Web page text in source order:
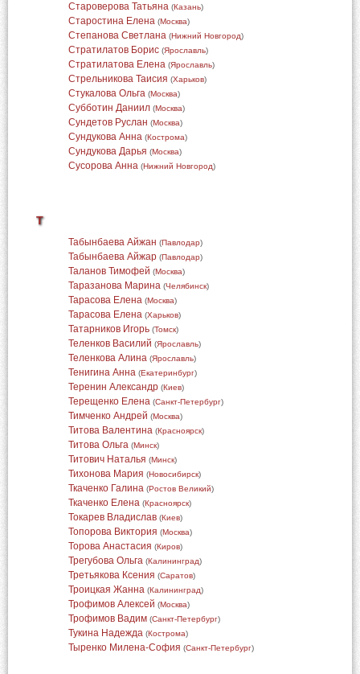
Староверова Татьяна (Казань)
Старостина Елена (Москва)
Степанова Светлана (Нижний Новгород)
Стратилатов Борис (Ярославль)
Стратилатова Елена (Ярославль)
Стрельникова Таисия (Харьков)
Стукалова Ольга (Москва)
Субботин Даниил (Москва)
Сундетов Руслан (Москва)
Сундукова Анна (Кострома)
Сундукова Дарья (Москва)
Сусорова Анна (Нижний Новгород)
Т
Табынбаева Айжан (Павлодар)
Табынбаева Айжар (Павлодар)
Таланов Тимофей (Москва)
Таразанова Марина (Челябинск)
Тарасова Елена (Москва)
Тарасова Елена (Харьков)
Татарников Игорь (Томск)
Теленков Василий (Ярославль)
Теленкова Алина (Ярославль)
Тенигина Анна (Екатеринбург)
Теренин Александр (Киев)
Терещенко Елена (Санкт-Петербург)
Тимченко Андрей (Москва)
Титова Валентина (Красноярск)
Титова Ольга (Минск)
Титович Наталья (Минск)
Тихонова Мария (Новосибирск)
Ткаченко Галина (Ростов Великий)
Ткаченко Елена (Красноярск)
Токарев Владислав (Киев)
Топорова Виктория (Москва)
Торова Анастасия (Киров)
Трегубова Ольга (Калининград)
Третьякова Ксения (Саратов)
Троицкая Жанна (Калининград)
Трофимов Алексей (Москва)
Трофимов Вадим (Санкт-Петербург)
Тукина Надежда (Кострома)
Тыренко Милена-София (Санкт-Петербург)